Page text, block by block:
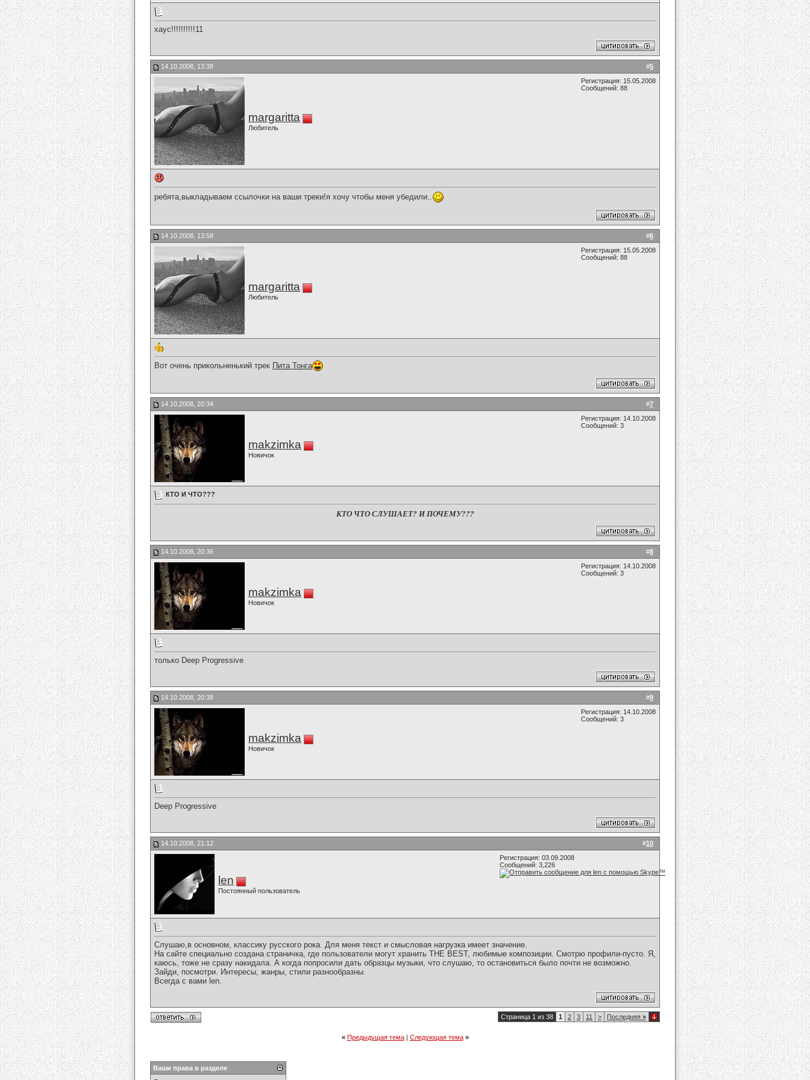
хаус!!!!!!!!!!11
#5
14.10.2008, 13:38
margaritta
Любитель
Регистрация: 15.05.2008
Сообщений: 88
ребята,выкладываем ссылочки на ваши треки!я хочу чтобы меня убедили..
#6
14.10.2008, 13:58
margaritta
Любитель
Регистрация: 15.05.2008
Сообщений: 88
Вот очень прикольненький трек Пита Тонга
#7
14.10.2008, 20:34
makzimka
Новичок
Регистрация: 14.10.2008
Сообщений: 3
КТО И ЧТО???
КТО ЧТО СЛУШАЕТ? И ПОЧЕМУ???
#8
14.10.2008, 20:36
makzimka
Новичок
Регистрация: 14.10.2008
Сообщений: 3
только Deep Progressive
#9
14.10.2008, 20:38
makzimka
Новичок
Регистрация: 14.10.2008
Сообщений: 3
Deep Progressive
#10
14.10.2008, 21:12
len
Постоянный пользователь
Регистрация: 03.09.2008
Сообщений: 3,226
Слушаю,в основном, классику русского рока. Для меня текст и смысловая нагрузка имеет значение.
На сайте специально создана страничка, где пользователи могут хранить THE BEST, любимые композиции. Смотрю профили-пусто. Я,
каюсь, тоже не сразу накидала. А когда попросили дать образцы музыки, что слушаю, то остановиться было почти не возможно.
Зайди, посмотри. Интересы, жанры, стили разнообразны.
Всегда с вами len.
Страница 1 из 38 1 2 3 11 > Последняя »
« Предыдущая тема| Следующая тема »
Ваши права в разделе